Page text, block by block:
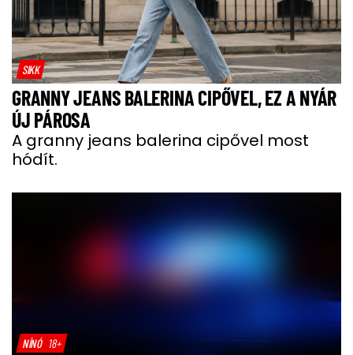
SIKK
GRANNY JEANS BALERINA CIPŐVEL, EZ A NYÁR
ÚJ PÁROSA
A granny jeans balerina cipővel most
hódít.
NÍNÓ 18+